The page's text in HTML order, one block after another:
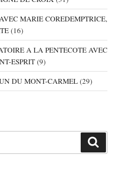
MARIE COREDEMPTRICE,
(16)
A LA PENTECOTE AVEC
ESPRIT (9)
DU MONT-CARMEL (29)